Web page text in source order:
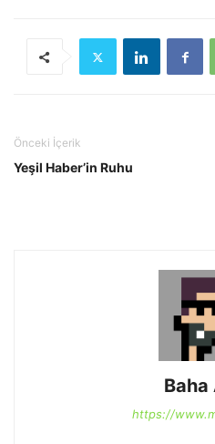
Önceki İçerik
Yeşil Haber’in Ruhu
Baha
https://